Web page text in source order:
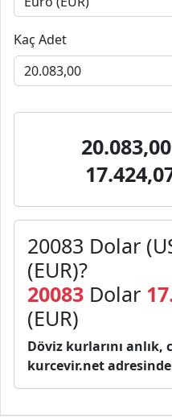
Kaç Adet
20.083,00
20083 Dolar
(EUR)?
20083 Dolar
(EUR)
Döviz kurlarını anlık,
kurcevir.net